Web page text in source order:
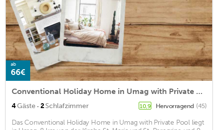
ab
66€
Conventional Holiday Home in Umag with Private Pool
4Gäste · 2Schlafzimmer 10,9 Hervorragend (45)
Das Conventional Holiday Home in Umag with Private Pool liegt